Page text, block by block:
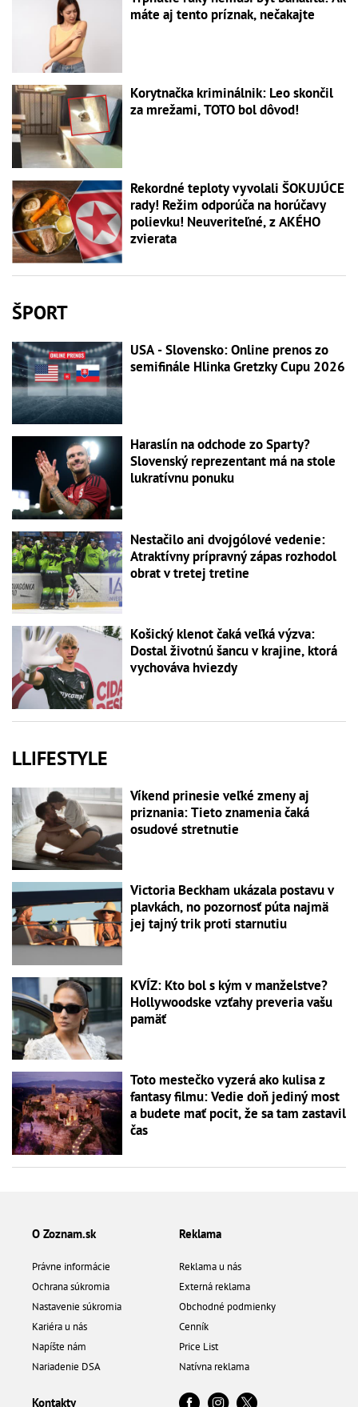
máte aj tento príznak, nečakajte
Korytnačka kriminálnik: Leo skončil
za mrežami, TOTO bol dôvod!
Rekordné teploty vyvolali ŠOKUJÚCE
rady! Režim odporúča na horúčavy
polievku! Neuveriteľné, z AKÉHO
zvierata
ŠPORT
USA - Slovensko: Online prenos zo
semifinále Hlinka Gretzky Cupu 2026
Haraslín na odchode zo Sparty?
Slovenský reprezentant má na stole
lukratívnu ponuku
Nestačilo ani dvojgólové vedenie:
Atraktívny prípravný zápas rozhodol
obrat v tretej tretine
Košický klenot čaká veľká výzva:
Dostal životnú šancu v krajine, ktorá
vychováva hviezdy
LLIFESTYLE
Víkend prinesie veľké zmeny aj
priznania: Tieto znamenia čaká
osudové stretnutie
Victoria Beckham ukázala postavu v
plavkách, no pozornosť púta najmä
jej tajný trik proti starnutiu
KVÍZ: Kto bol s kým v manželstve?
Hollywoodske vzťahy preveria vašu
pamäť
Toto mestečko vyzerá ako kulisa z
fantasy filmu: Vedie doň jediný most
a budete mať pocit, že sa tam zastavil
čas
O Zoznam.sk
Právne informácie
Ochrana súkromia
Nastavenie súkromia
Kariéra u nás
Napíšte nám
Nariadenie DSA
Reklama
Reklama u nás
Externá reklama
Obchodné podmienky
Cenník
Price List
Natívna reklama
Kontakty